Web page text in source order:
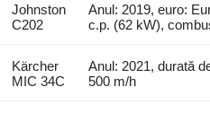
Johnston
C202
Anul: 2019, euro:
c.p. (62 kW),
Kärcher
MIC 34C
Anul: 2021, durată
500 m/h